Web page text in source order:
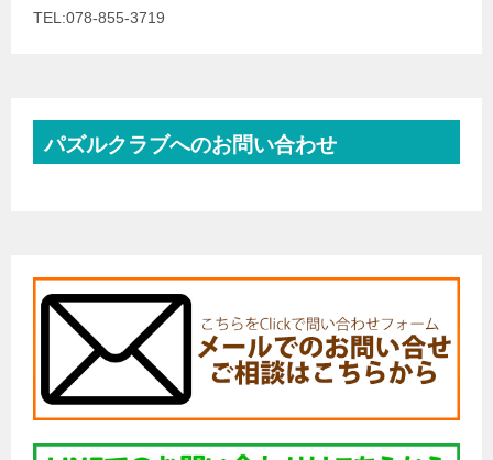
TEL:078-855-3719
パズルクラブへのお問い合わせ